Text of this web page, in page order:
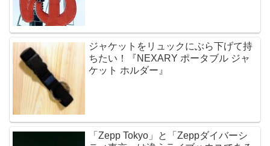
ジャケットをリュックにぶら下げて持
ちたい！『NEXARY ポータブル ジャ
ケット ホルダー』
「Zepp Tokyo」と「Zeppダイバーシ